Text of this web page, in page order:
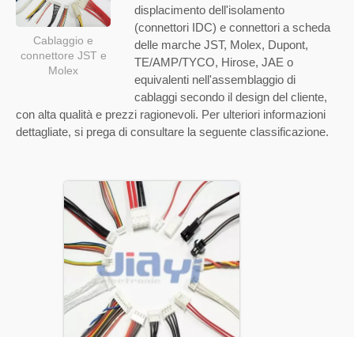
Cablaggio e
connettore JST e
Molex
displacimento dell'isolamento
(connettori IDC) e connettori a scheda
delle marche JST, Molex, Dupont,
TE/AMP/TYCO, Hirose, JAE o
equivalenti nell'assemblaggio di
cablaggi secondo il design del cliente,
con alta qualità e prezzi ragionevoli. Per ulteriori informazioni
dettagliate, si prega di consultare la seguente classificazione.